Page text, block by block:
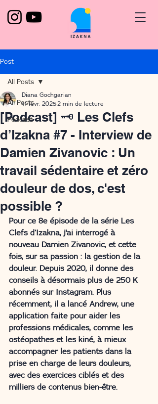
Post
All Posts
Podcast
All Posts
[Podcast] 🗝️ Les Clefs
d’Izakna #7 - Interview de
Damien Zivanovic : Un
travail sédentaire et zéro
douleur de dos, c'est
possible ?
Diana Gochgarian
11 févr. 20252 min de lecture
Pour ce 8e épisode de la série Les
Clefs d’Izakna, j'ai interrogé à
nouveau Damien Zivanovic, et cette
fois, sur sa passion : la gestion de la
douleur. Depuis 2020, il donne des
conseils à désormais plus de 250 K
abonnés sur Instagram. Plus
récemment, il a lancé Andrew, une
application faite pour aider les
professions médicales, comme les
ostéopathes et les kiné, à mieux
accompagner les patients dans la
prise en charge de leurs douleurs,
avec des exercices ciblés et des
milliers de contenus bien-être.